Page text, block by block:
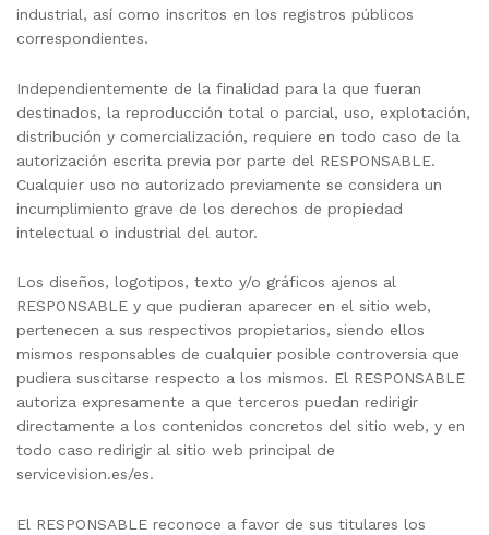
industrial, así como inscritos en los registros públicos
correspondientes.
Independientemente de la finalidad para la que fueran
destinados, la reproducción total o parcial, uso, explotación,
distribución y comercialización, requiere en todo caso de la
autorización escrita previa por parte del RESPONSABLE.
Cualquier uso no autorizado previamente se considera un
incumplimiento grave de los derechos de propiedad
intelectual o industrial del autor.
Los diseños, logotipos, texto y/o gráficos ajenos al
RESPONSABLE y que pudieran aparecer en el sitio web,
pertenecen a sus respectivos propietarios, siendo ellos
mismos responsables de cualquier posible controversia que
pudiera suscitarse respecto a los mismos. El RESPONSABLE
autoriza expresamente a que terceros puedan redirigir
directamente a los contenidos concretos del sitio web, y en
todo caso redirigir al sitio web principal de
servicevision.es/es.
El RESPONSABLE reconoce a favor de sus titulares los